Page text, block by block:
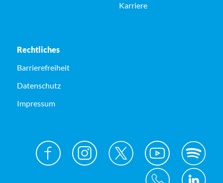
Karriere
Rechtliches
Barrierefreiheit
Datenschutz
Impressum